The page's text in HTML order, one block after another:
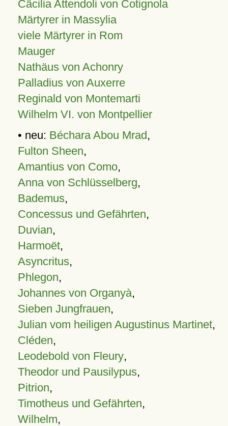
Cäcilia Attendoli von Cotignola
Märtyrer in Massylia
viele Märtyrer in Rom
Mauger
Nathäus von Achonry
Palladius von Auxerre
Reginald von Montemarti
Wilhelm VI. von Montpellier
• neu: Béchara Abou Mrad,
Fulton Sheen,
Amantius von Como,
Anna von Schlüsselberg,
Bademus,
Concessus und Gefährten,
Duvian,
Harmoët,
Asyncritus,
Phlegon,
Johannes von Organyà,
Sieben Jungfrauen,
Julian vom heiligen Augustinus Martinet,
Cléden,
Leodebold von Fleury,
Theodor und Pausilypus,
Pitrion,
Timotheus und Gefährten,
Wilhelm,